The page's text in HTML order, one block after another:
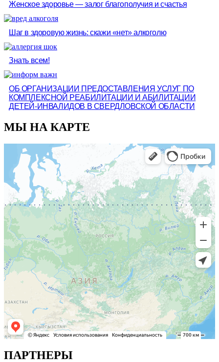
Женское здоровье — залог благополучия и счастья
Шаг в здоровую жизнь: скажи «нет» алкоголю
Знать всем!
ОБ ОРГАНИЗАЦИИ ПРЕДОСТАВЛЕНИЯ УСЛУГ ПО
КОМПЛЕКСНОЙ РЕАБИЛИТАЦИИ И АБИЛИТАЦИИ
ДЕТЕЙ-ИНВАЛИДОВ В СВЕРДЛОВСКОЙ ОБЛАСТИ
МЫ НА КАРТЕ
ПАРТНЕРЫ